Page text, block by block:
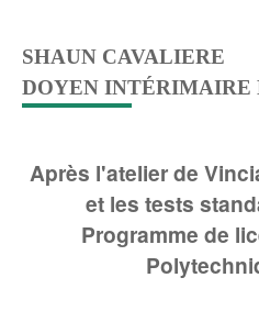
SHAUN CAVALIERE
DOYEN INTÉRIMAIRE
Après l'atelier de
et les tests
Programme de